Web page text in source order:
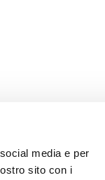
media e per
sito con i